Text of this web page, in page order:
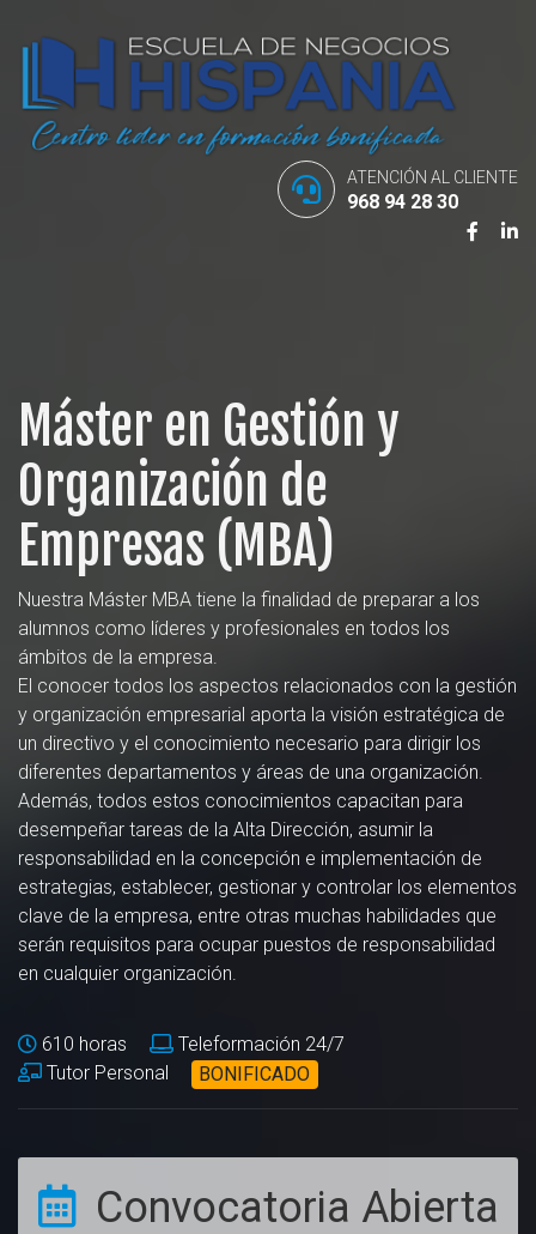
ATENCIÓN AL CLIENTE
968 94 28 30
Máster en Gestión y
Organización de
Empresas (MBA)
Nuestra Máster MBA tiene la finalidad de preparar a los
alumnos como líderes y profesionales en todos los
ámbitos de la empresa.
El conocer todos los aspectos relacionados con la gestión
y organización empresarial aporta la visión estratégica de
un directivo y el conocimiento necesario para dirigir los
diferentes departamentos y áreas de una organización.
Además, todos estos conocimientos capacitan para
desempeñar tareas de la Alta Dirección, asumir la
responsabilidad en la concepción e implementación de
estrategias, establecer, gestionar y controlar los elementos
clave de la empresa, entre otras muchas habilidades que
serán requisitos para ocupar puestos de responsabilidad
en cualquier organización.
610 horas
Teleformación 24/7
Tutor Personal
BONIFICADO
Convocatoria Abierta